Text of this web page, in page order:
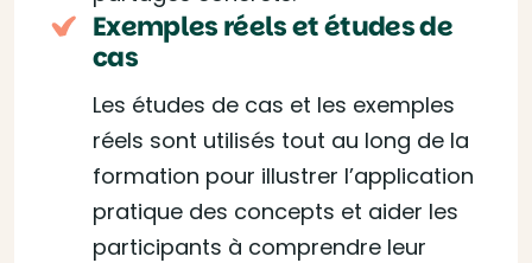
Exemples réels et études de
cas
Les études de cas et les exemples
réels sont utilisés tout au long de la
formation pour illustrer l’application
pratique des concepts et aider les
participants à comprendre leur